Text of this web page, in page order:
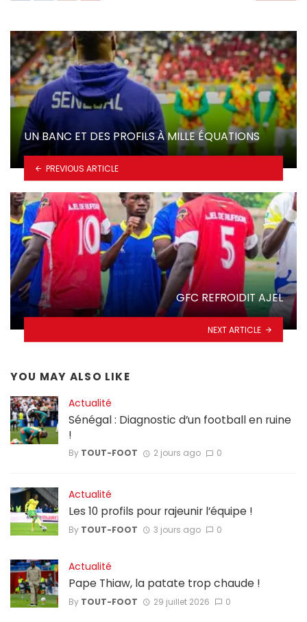
UN BANC ET DES PROFILS À MILLE ÉQUATIONS
PREVIOUS ARTICLE
GFC REFROIDIT AJEL
NEXT ARTICLE
YOU MAY ALSO LIKE
Actualité
Sénégal : Diagnostic d’un football en ruine
!
By TOUT-FOOT 2 jours ago 0
Actualité
Les 10 profils pour rajeunir l’équipe !
By TOUT-FOOT 3 jours ago 0
Actualité
Pape Thiaw, la patate trop chaude !
By TOUT-FOOT 29 juillet 2026 0